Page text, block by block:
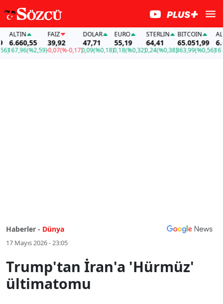
ALTIN
6.660,55
167,96(%2,59)
FAİZ
39,92
-0,07(%-0,17)
DOLAR
47,71
0,09(%0,18)
EURO
55,19
0,18(%0,32)
STERLIN
64,41
0,24(%0,38)
BITCOIN
65.051,99
363,99(%0,56)
Haberler - Dünya
17 Mayıs 2026 - 23:05
Trump'tan İran'a 'Hürmüz'
ültimatomu